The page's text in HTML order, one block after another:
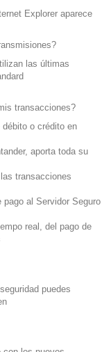
Explorer aparece
las últimas
transacciones?
o crédito en
aporta toda su
transacciones
pago al Servidor Seguro
real, del pago de
puedes